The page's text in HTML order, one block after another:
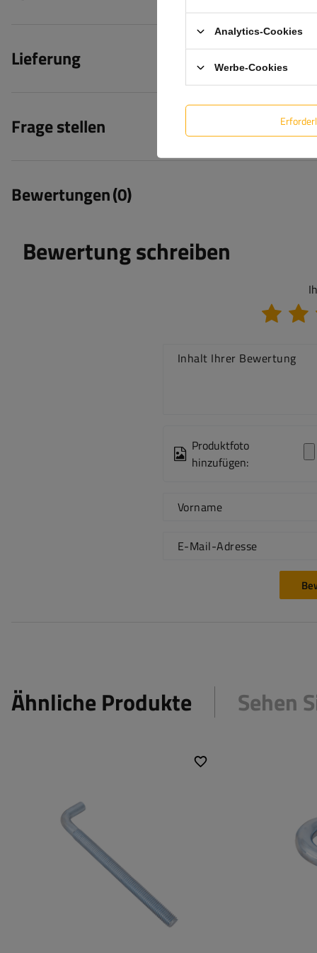
Lieferung
Frage stellen
Bewertungen(0)
Bewertung schreiben
Inhalt Ihrer Bewertung
Produktfoto
hinzufügen:
Vorname
E-Mail-Adresse
Ähnliche Produkte Sehen
Analytics-Cookies
Werbe-Cookies